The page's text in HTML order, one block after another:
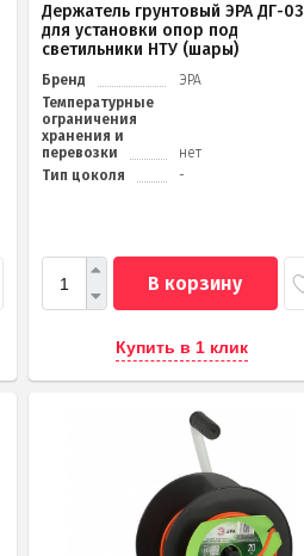
Держатель грунтовый ЭРА ДГ-03
для установки опор под
светильники НТУ (шары)
Бренд
ЭРА
Температурные
ограничения
хранения и
перевозки
нет
Тип цоколя
-
В корзину
Купить в 1 клик